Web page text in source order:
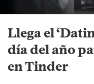
Llega el
día del año
en Tinder